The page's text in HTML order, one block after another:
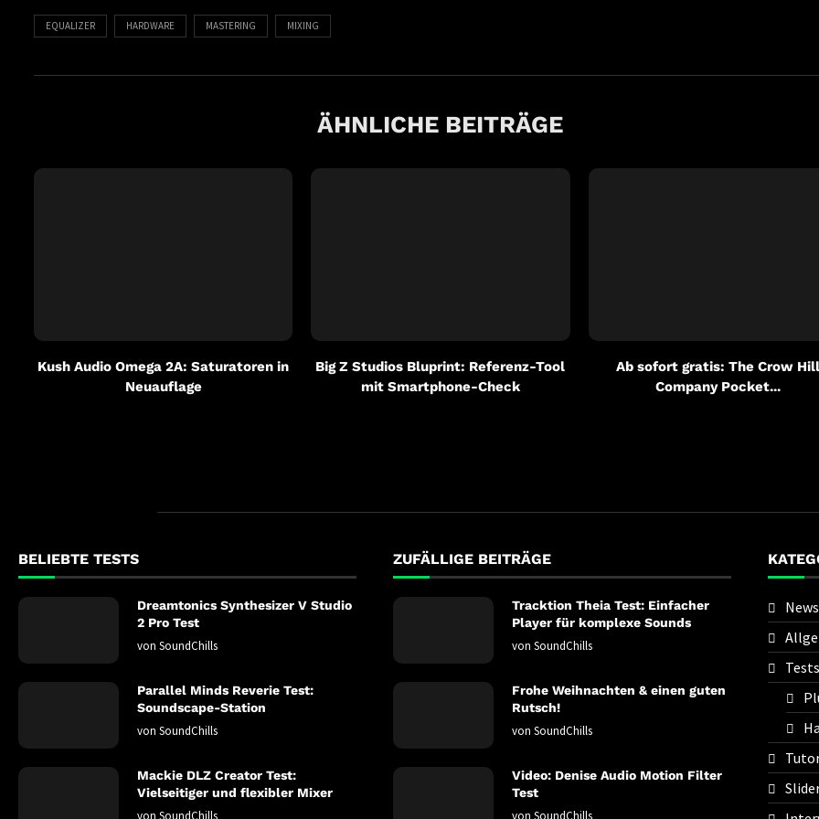
EQUALIZER HARDWARE MASTERING MIXING
ÄHNLICHE BEITRÄGE
Kush Audio Omega 2A: Saturatoren in
Neuauflage
Big Z Studios Bluprint: Referenz-Tool
mit Smartphone-Check
Ab sofort gratis: The Crow Hill
Company Pocket...
BELIEBTE TESTS
Dreamtonics Synthesizer V Studio
2 Pro Test
von SoundChills
Parallel Minds Reverie Test:
Soundscape-Station
von SoundChills
Mackie DLZ Creator Test:
Vielseitiger und flexibler Mixer
ZUFÄLLIGE BEITRÄGE
Tracktion Theia Test: Einfacher
Player für komplexe Sounds
von SoundChills
Frohe Weihnachten & einen guten
Rutsch!
von SoundChills
Video: Denise Audio Motion Filter
Test
News
Tests